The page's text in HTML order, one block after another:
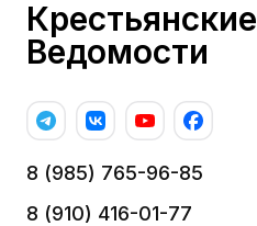
Крестьянские
Ведомости
8 (985) 765-96-85
8 (910) 416-01-77